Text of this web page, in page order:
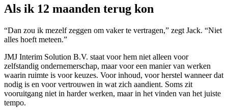
Als ik 12 maanden terug kon
“Dan zou ik mezelf zeggen om vaker te vertragen,” zegt Jack. “Niet
alles hoeft meteen.”
JMJ Interim Solution B.V. staat voor hem niet alleen voor
zelfstandig ondernemerschap, maar voor een manier van werken
waarin ruimte is voor keuzes. Voor inhoud, voor herstel wanneer dat
nodig is en voor vertrouwen in wat zich aandient. Soms zit
vooruitgang niet in harder werken, maar in het vinden van het juiste
tempo.